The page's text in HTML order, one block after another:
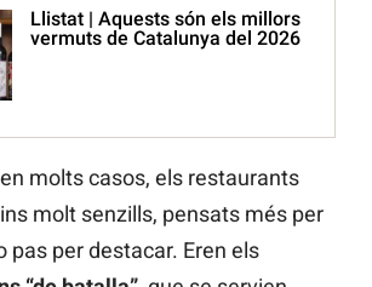
Llistat | Aquests són els millors
vermuts de Catalunya del 2026
molts casos, els restaurants
molt senzills, pensats més per
pas per destacar. Eren els